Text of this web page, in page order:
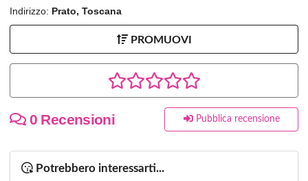
Indirizzo: Prato, Toscana
PROMUOVI
0 Recensioni Pubblica recensione
Potrebbero interessarti...